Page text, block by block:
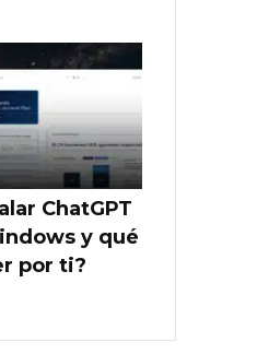
ChatGPT
y qué
por ti?